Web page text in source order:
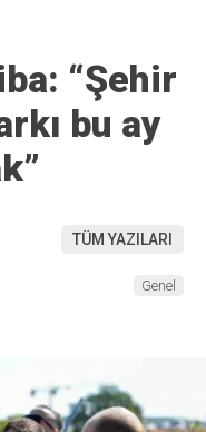
“Şehir
bu ay
TÜM YAZILARI
Genel